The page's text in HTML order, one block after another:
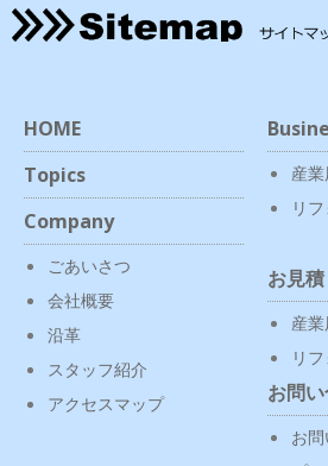
HOME
Topics
Company
ごあいさつ
会社概要
沿革
スタッフ紹介
アクセスマップ
産
リ
お見積
産
リ
お問
お